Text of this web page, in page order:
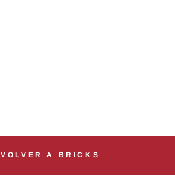
VOLVER A BRICKS